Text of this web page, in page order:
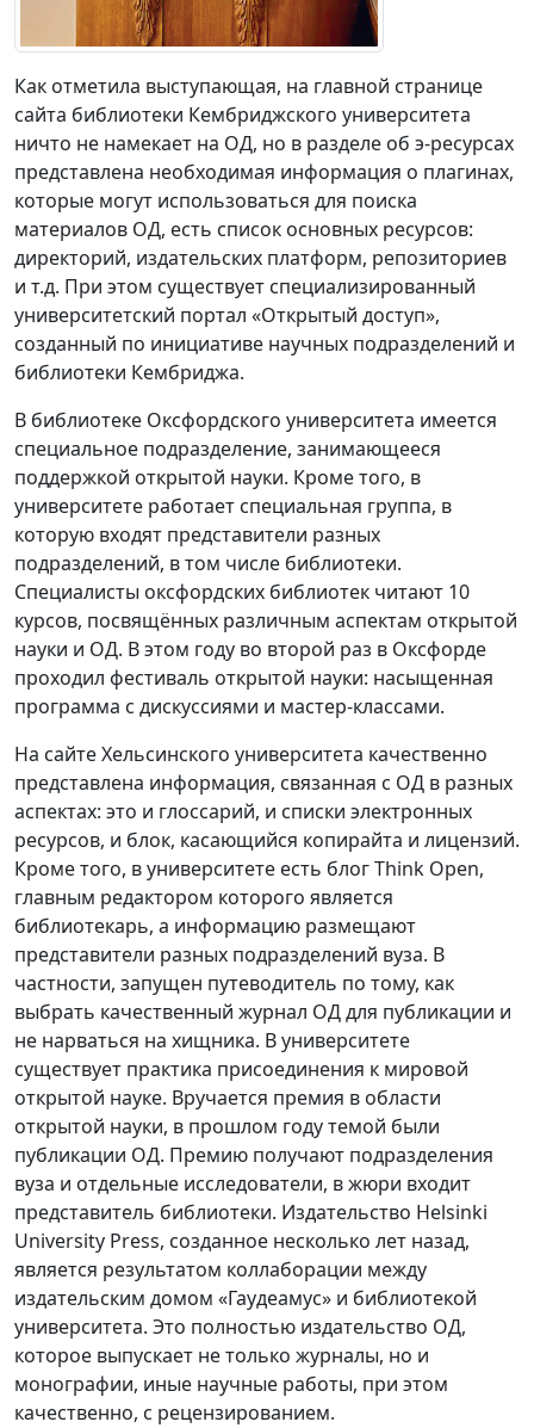
Как отметила выступающая, на главной странице
сайта библиотеки Кембриджского университета
ничто не намекает на ОД, но в разделе об э-ресурсах
представлена необходимая информация о плагинах,
которые могут использоваться для поиска
материалов ОД, есть список основных ресурсов:
директорий, издательских платформ, репозиториев
и т.д. При этом существует специализированный
университетский портал «Открытый доступ»,
созданный по инициативе научных подразделений и
библиотеки Кембриджа.
В библиотеке Оксфордского университета имеется
специальное подразделение, занимающееся
поддержкой открытой науки. Кроме того, в
университете работает специальная группа, в
которую входят представители разных
подразделений, в том числе библиотеки.
Специалисты оксфордских библиотек читают 10
курсов, посвящённых различным аспектам открытой
науки и ОД. В этом году во второй раз в Оксфорде
проходил фестиваль открытой науки: насыщенная
программа с дискуссиями и мастер-классами.
На сайте Хельсинского университета качественно
представлена информация, связанная с ОД в разных
аспектах: это и глоссарий, и списки электронных
ресурсов, и блок, касающийся копирайта и лицензий.
Кроме того, в университете есть блог Think Open,
главным редактором которого является
библиотекарь, а информацию размещают
представители разных подразделений вуза. В
частности, запущен путеводитель по тому, как
выбрать качественный журнал ОД для публикации и
не нарваться на хищника. В университете
существует практика присоединения к мировой
открытой науке. Вручается премия в области
открытой науки, в прошлом году темой были
публикации ОД. Премию получают подразделения
вуза и отдельные исследователи, в жюри входит
представитель библиотеки. Издательство Helsinki
University Press, созданное несколько лет назад,
является результатом коллаборации между
издательским домом «Гаудеамус» и библиотекой
университета. Это полностью издательство ОД,
которое выпускает не только журналы, но и
монографии, иные научные работы, при этом
качественно, с рецензированием.